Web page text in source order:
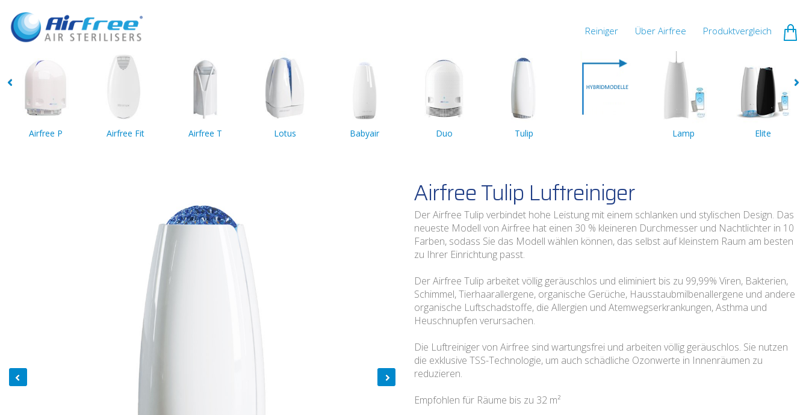
Reiniger Über Airfree Produktvergleich
Airfree P Airfree Fit Airfree T Lotus Babyair Duo Tulip Lamp Elite
Airfree Tulip Luftreiniger
Der Airfree Tulip verbindet hohe Leistung mit einem schlanken und stylischen Design. Das
neueste Modell von Airfree hat einen 30 % kleineren Durchmesser und Nachtlichter in 10
Farben, sodass Sie das Modell wählen können, das selbst auf kleinstem Raum am besten
zu Ihrer Einrichtung passt.
Der Airfree Tulip arbeitet völlig geräuschlos und eliminiert bis zu 99,99% Viren, Bakterien,
Schimmel, Tierhaarallergene, organische Gerüche, Hausstaubmilbenallergene und andere
organische Luftschadstoffe, die Allergien und Atemwegserkrankungen, Asthma und
Heuschnupfen verursachen.
Die Luftreiniger von Airfree sind wartungsfrei und arbeiten völlig geräuschlos. Sie nutzen
die exklusive TSS-Technologie, um auch schädliche Ozonwerte in Innenräumen zu
reduzieren.
Empfohlen für Räume bis zu 32 m²